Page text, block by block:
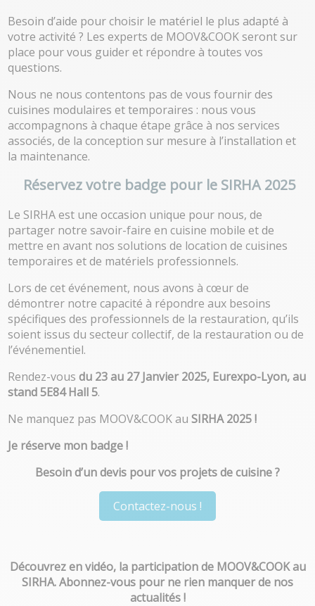
Besoin d’aide pour choisir le matériel le plus adapté à
votre activité ? Les experts de MOOV&COOK seront sur
place pour vous guider et répondre à toutes vos
questions.
Nous ne nous contentons pas de vous fournir des
cuisines modulaires et temporaires : nous vous
accompagnons à chaque étape grâce à nos services
associés, de la conception sur mesure à l’installation et
la maintenance.
Réservez votre badge pour le SIRHA 2025
Le SIRHA est une occasion unique pour nous, de
partager notre savoir-faire en cuisine mobile et de
mettre en avant nos solutions de location de cuisines
temporaires et de matériels professionnels.
Lors de cet événement, nous avons à cœur de
démontrer notre capacité à répondre aux besoins
spécifiques des professionnels de la restauration, qu’ils
soient issus du secteur collectif, de la restauration ou de
l’événementiel.
Rendez-vousdu 23 au 27 Janvier 2025, Eurexpo-Lyon, au
stand 5E84 Hall 5.
Ne manquez pas MOOV&COOK au SIRHA 2025 !
Je réserve mon badge !
Besoin d’un devis pour vos projets de cuisine ?
Contactez-nous !
Découvrez en vidéo, la participation de MOOV&COOK au
SIRHA.Abonnez-vous pour ne rien manquer de nos
actualités !